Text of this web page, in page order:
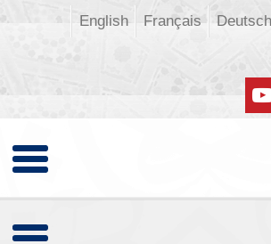
Deutsch
Français
English